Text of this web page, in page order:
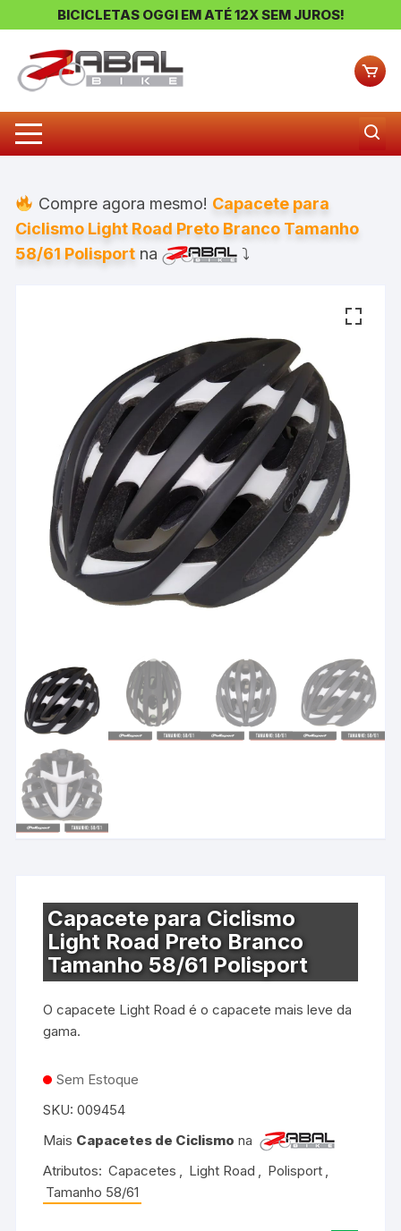
BICICLETAS OGGI EM ATÉ 12X SEM JUROS!
Compre agora mesmo! Capacete para
Ciclismo Light Road Preto Branco Tamanho
58/61 Polisport na ⤵
Capacete para Ciclismo
Light Road Preto Branco
Tamanho 58/61 Polisport
O capacete Light Road é o capacete mais leve da
gama.
Sem Estoque
SKU:009454
Mais Capacetes de Ciclismo na
Atributos: Capacetes , Light Road , Polisport ,
Tamanho 58/61